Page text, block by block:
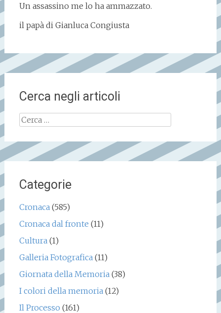
Un assassino me lo ha ammazzato.
il papà di Gianluca Congiusta
Cerca negli articoli
Ricerca
per:
Categorie
Cronaca (585)
Cronaca dal fronte (11)
Cultura (1)
Galleria Fotografica (11)
Giornata della Memoria (38)
I colori della memoria (12)
Il Processo (161)